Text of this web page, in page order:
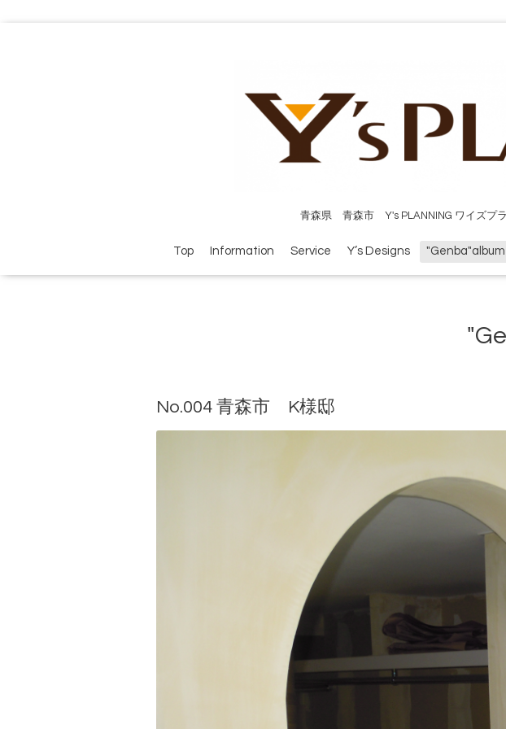
青森県 青森市 Y's PLANNING ワイズ
Top Information Service Y’s Designs "Genba"album
No.004 青森市 K様邸